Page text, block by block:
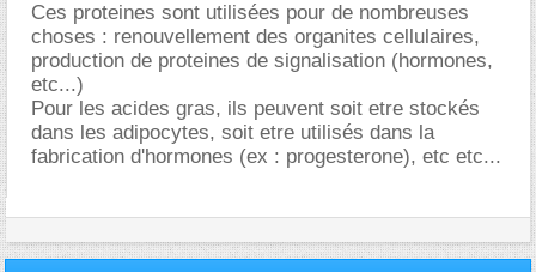
Ces proteines sont utilisées pour de nombreuses
choses : renouvellement des organites cellulaires,
production de proteines de signalisation (hormones,
etc...)
Pour les acides gras, ils peuvent soit etre stockés
dans les adipocytes, soit etre utilisés dans la
fabrication d'hormones (ex : progesterone), etc etc...